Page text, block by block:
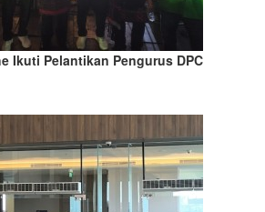
Ikuti Pelantikan Pengurus DPC